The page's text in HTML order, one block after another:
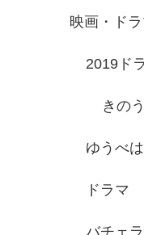
映画・ド
2019ド
きの
ゆうべ
ドラマ
バチェ